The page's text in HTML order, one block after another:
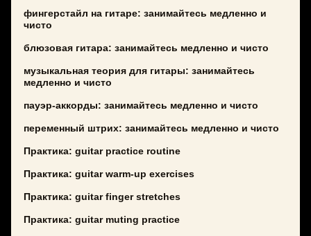
фингерстайл на гитаре: занимайтесь медленно и
чисто
блюзовая гитара: занимайтесь медленно и чисто
музыкальная теория для гитары: занимайтесь
медленно и чисто
пауэр-аккорды: занимайтесь медленно и чисто
переменный штрих: занимайтесь медленно и чисто
Практика: guitar practice routine
Практика: guitar warm-up exercises
Практика: guitar finger stretches
Практика: guitar muting practice